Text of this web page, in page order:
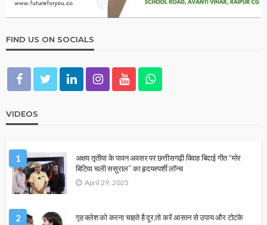
FIND US ON SOCIALS
VIDEOS
1
अक्षय तृतीया के पावन अवसर पर छत्तीसगढ़ी विवाह बिदाई गीत “मोर
बिटिया चली ससुराल” का हृदयस्पर्शी लॉन्च
April 29, 2025
2 गृह क्लेश को करना चाहते है दूर,तो करें आसान से उपाय और टोटके